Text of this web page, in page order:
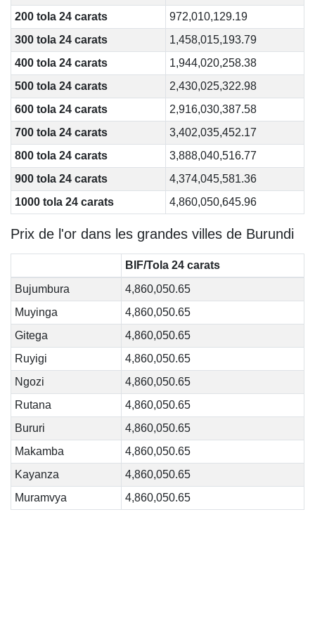
200 tola 24 carats
972,010,129.19
300 tola 24 carats
1,458,015,193.79
400 tola 24 carats
1,944,020,258.38
500 tola 24 carats
2,430,025,322.98
600 tola 24 carats
2,916,030,387.58
700 tola 24 carats
3,402,035,452.17
800 tola 24 carats
3,888,040,516.77
900 tola 24 carats
4,374,045,581.36
1000 tola 24 carats
4,860,050,645.96
Prix de l'or dans les grandes villes de Burundi
BIF/Tola 24 carats
Bujumbura
4,860,050.65
Muyinga
4,860,050.65
Gitega
4,860,050.65
Ruyigi
4,860,050.65
Ngozi
4,860,050.65
Rutana
4,860,050.65
Bururi
4,860,050.65
Makamba
4,860,050.65
Kayanza
4,860,050.65
Muramvya
4,860,050.65